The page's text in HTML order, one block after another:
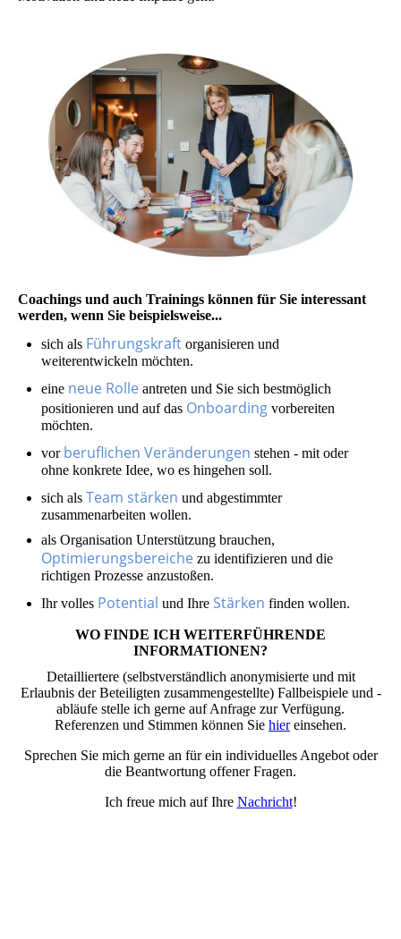
Coachings und auch Trainings können für Sie interessant
werden, wenn Sie beispielsweise...
sich als Führungskraft organisieren und
weiterentwickeln möchten.
eine neue Rolle antreten und Sie sich bestmöglich
positionieren und auf das Onboarding vorbereiten
möchten.
vor beruflichen Veränderungen stehen - mit oder
ohne konkrete Idee, wo es hingehen soll.
sich als Team stärken und abgestimmter
zusammenarbeiten wollen.
als Organisation Unterstützung brauchen,
Optimierungsbereiche zu identifizieren und die
richtigen Prozesse anzustoßen.
Ihr volles Potential und Ihre Stärken finden wollen.
WO FINDE ICH WEITERFÜHRENDE
INFORMATIONEN?
Detailliertere (selbstverständlich anonymisierte und mit
Erlaubnis der Beteiligten zusammengestellte) Fallbeispiele und -
abläufe stelle ich gerne auf Anfrage zur Verfügung.
Referenzen und Stimmen können Sie hiereinsehen.
Sprechen Sie mich gerne an für ein individuelles Angebot oder
die Beantwortung offener Fragen.
Ich freue mich auf Ihre Nachricht!